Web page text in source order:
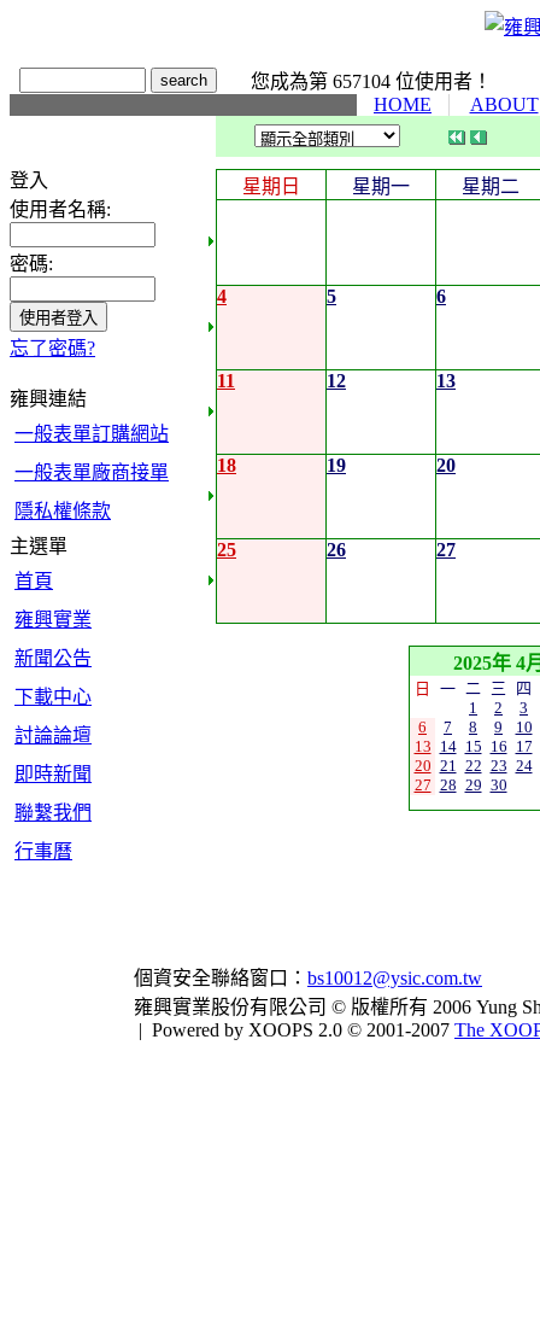
您成為第 657104 位使用者！
HOME
ABOUT
登入
使用者名稱:
密碼:
忘了密碼?
雍興連結
一般表單訂購網站
一般表單廠商接單
隱私權條款
主選單
首頁
雍興實業
新聞公告
下載中心
討論論壇
即時新聞
聯繫我們
行事曆
星期日 星期一 星期二
4 5 6
11 12 13
18 19 20
25 26 27
2025年 4
日 一 二 三
四
1
2
3
6
7 8 9
10
13 14 15 16 17
20 21 22 23 24
27 28 29 30
個資安全聯絡窗口： bs10012@ysic.com.tw
雍興實業股份有限公司 © 版權所有 2006 Yung
| Powered by XOOPS 2.0 © 2001-2007 The